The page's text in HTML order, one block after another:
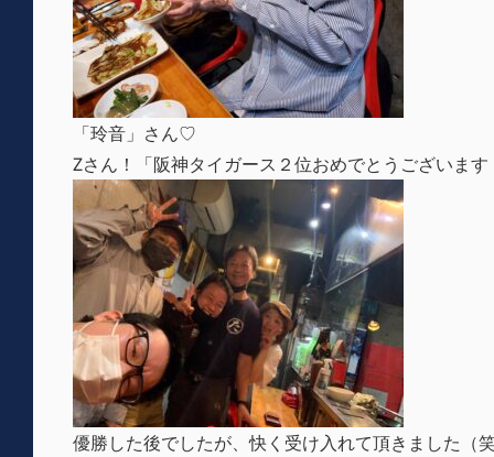
「玲音」さん♡
Zさん！「阪神タイガース２位おめでとうございま
優勝した後でしたが、快く受け入れて頂きました（